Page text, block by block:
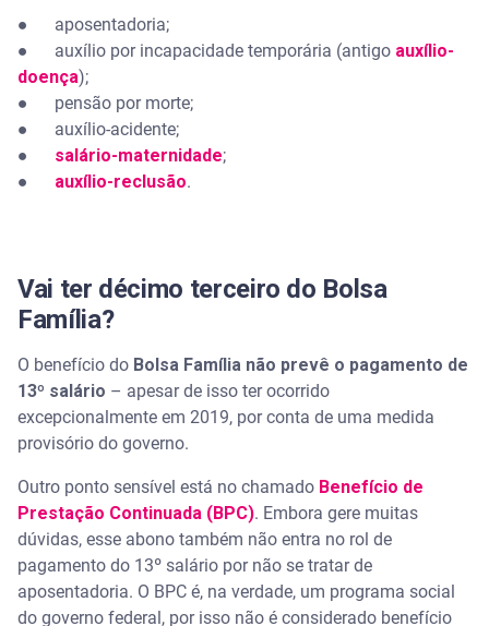
● aposentadoria;
● auxílio por incapacidade temporária (antigo auxílio-
doença);
● pensão por morte;
● auxílio-acidente;
● salário-maternidade;
● auxílio-reclusão.
Vai ter décimo terceiro do Bolsa
Família?
O benefício do Bolsa Família não prevê o pagamento de
13º salário – apesar de isso ter ocorrido
excepcionalmente em 2019, por conta de uma medida
provisório do governo.
Outro ponto sensível está no chamado Benefício de
Prestação Continuada (BPC). Embora gere muitas
dúvidas, esse abono também não entra no rol de
pagamento do 13º salário por não se tratar de
aposentadoria. O BPC é, na verdade, um programa social
do governo federal, por isso não é considerado benefício